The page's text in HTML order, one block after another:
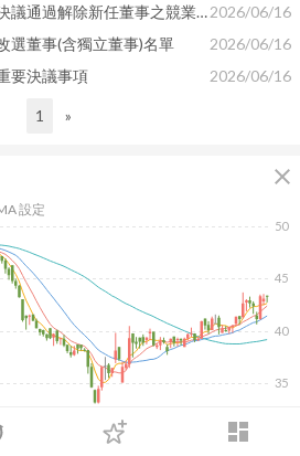
dashboard
登入
公告本公司115年股東常會決議通過解除新任董事之競業 禁止案2026/06/16
選董事(含獨立董事)名單
2026/06/16
要決議事項
2026/06/16
1 »
close
2026/05/28 2026/07/16
35
40
45
50
設定